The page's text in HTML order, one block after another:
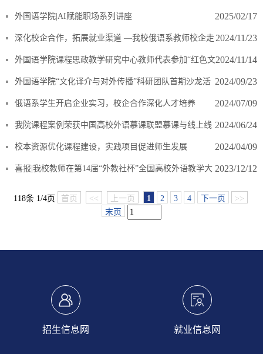
2025/02/17
外国语学院|AI赋能职场系列讲座
2024/11/23
深化校企合作，拓展就业渠道 —我校俄语系教师校企走
访沈阳行 2024/11/14
外国语学院课程思政教学研究中心教师代表参加“红色文
化传承与外语课程思政融合创新研讨会”并做交流汇报 2024/09/23
外国语学院“文化译介与对外传播”科研团队首期沙龙活
动圆满结束 2024/07/09
俄语系学生开启企业实习，校企合作深化人才培养
2024/06/24
我院课程案例荣获中国高校外语慕课联盟慕课与线上线
下混合式教学优秀案例 2024/04/09
校本资源优化课程建设，实践项目促进师生发展
2023/12/12
喜报|我校教师在第14届“外教社杯”全国高校外语教学大
118条 1/4页
首页 << 上一页 1 2 3 4 下一页
>>
末页
招生信息网 就业信息网